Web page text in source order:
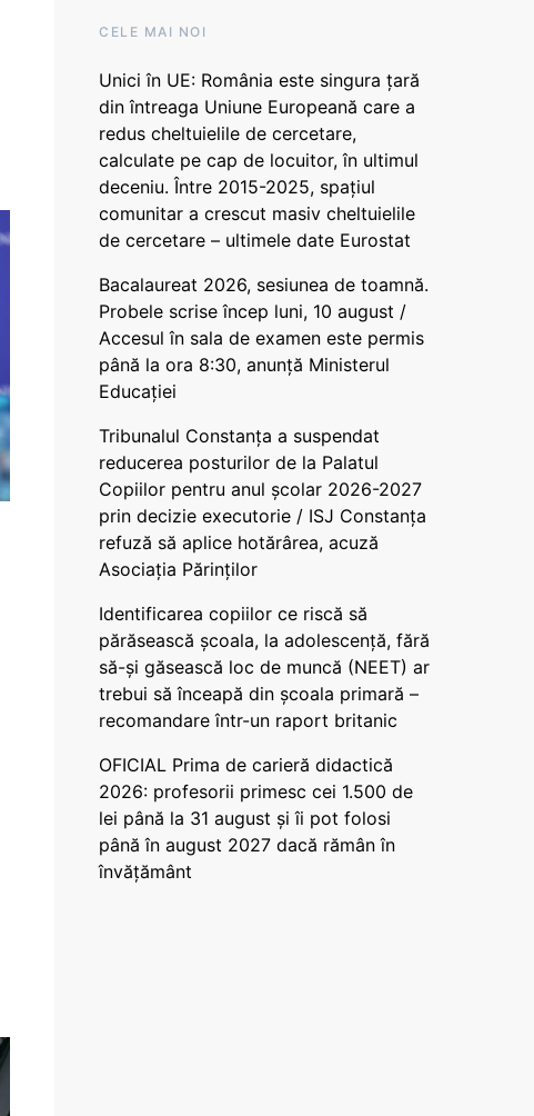
CELE MAI NOI
Unici în UE: România este singura țară
din întreaga Uniune Europeană care a
redus cheltuielile de cercetare,
calculate pe cap de locuitor, în ultimul
deceniu. Între 2015-2025, spațiul
comunitar a crescut masiv cheltuielile
de cercetare – ultimele date Eurostat
Bacalaureat 2026, sesiunea de toamnă.
Probele scrise încep luni, 10 august /
Accesul în sala de examen este permis
până la ora 8:30, anunță Ministerul
Educației
Tribunalul Constanța a suspendat
reducerea posturilor de la Palatul
Copiilor pentru anul școlar 2026-2027
prin decizie executorie / ISJ Constanța
refuză să aplice hotărârea, acuză
Asociația Părinților
Identificarea copiilor ce riscă să
părăsească școala, la adolescență, fără
să-și găsească loc de muncă (NEET) ar
trebui să înceapă din școala primară –
recomandare într-un raport britanic
OFICIAL Prima de carieră didactică
2026: profesorii primesc cei 1.500 de
lei până la 31 august și îi pot folosi
până în august 2027 dacă rămân în
învățământ